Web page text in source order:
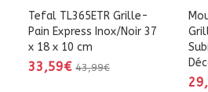
Tefal TL365ETR Grille-
Pain Express Inox/Noir 37
x 18 x 10 cm
33,59€ 43,99€